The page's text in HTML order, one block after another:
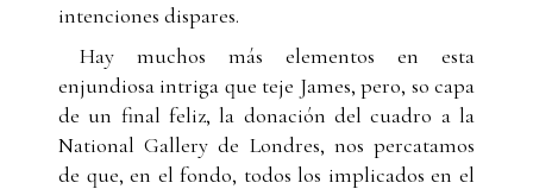
intenciones dispares.
Hay muchos más elementos en esta
enjundiosa intriga que teje James, pero, so capa
de un final feliz, la donación del cuadro a la
National Gallery de Londres, nos percatamos
de que, en el fondo, todos los implicados en el